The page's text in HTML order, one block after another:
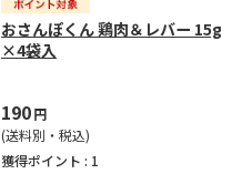
おさんぽくん 鶏肉＆レバー 15g
×4袋入
190円
(送料別・税込)
獲得ポイント : 1